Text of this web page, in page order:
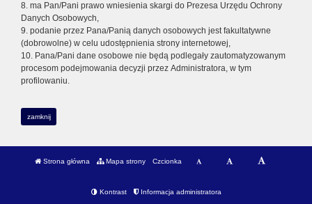
8. ma Pan/Pani prawo wniesienia skargi do Prezesa Urzędu Ochrony
Danych Osobowych,
9. podanie przez Pana/Panią danych osobowych jest fakultatywne
(dobrowolne) w celu udostępnienia strony internetowej,
10. Pana/Pani dane osobowe nie będą podlegały zautomatyzowanym
procesom podejmowania decyzji przez Administratora, w tym
profilowaniu.
zamknij
Strona główna Mapa strony Czcionka
Kontrast Informacja administratora